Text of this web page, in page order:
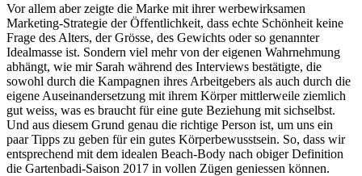
Vor allem aber zeigte die Marke mit ihrer werbewirksamen
Marketing-Strategie der Öffentlichkeit, dass echte Schönheit keine
Frage des Alters, der Grösse, des Gewichts oder so genannter
Idealmasse ist. Sondern viel mehr von der eigenen Wahrnehmung
abhängt, wie mir Sarah während des Interviews bestätigte, die
sowohl durch die Kampagnen ihres Arbeitgebers als auch durch die
eigene Auseinandersetzung mit ihrem Körper mittlerweile ziemlich
gut weiss, was es braucht für eine gute Beziehung mit sichselbst.
Und aus diesem Grund genau die richtige Person ist, um uns ein
paar Tipps zu geben für ein gutes Körperbewusstsein. So, dass wir
entsprechend mit dem idealen Beach-Body nach obiger Definition
die Gartenbadi-Saison 2017 in vollen Zügen geniessen können.